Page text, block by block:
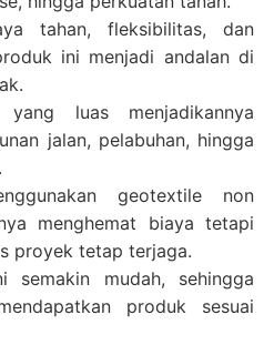
tahan, fleksibilitas, dan
ini menjadi andalan di
yang luas menjadikannya
jalan, pelabuhan, hingga
geotextile non
menghemat biaya tetapi
proyek tetap terjaga.
semakin mudah, sehingga
produk sesuai